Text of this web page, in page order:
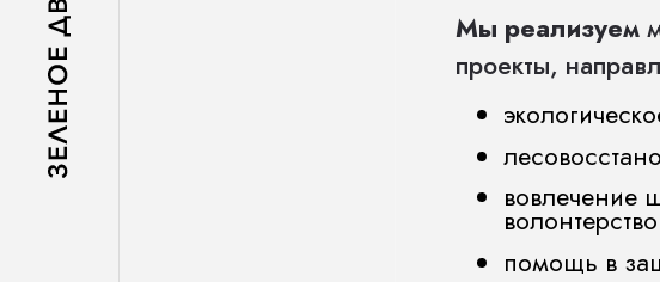
Мы реализуем
проекты,
вовлечение
помощь в